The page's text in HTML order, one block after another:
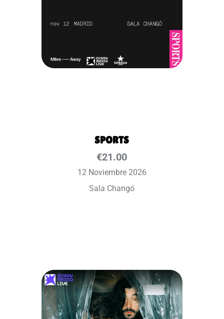
SPORTS
€21.00
12 Noviembre 2026
Sala Changó